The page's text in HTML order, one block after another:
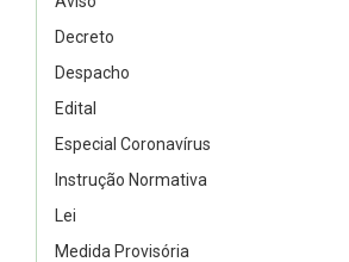
Decreto
Despacho
Edital
Especial Coronavírus
Instrução Normativa
Lei
Medida Provisória